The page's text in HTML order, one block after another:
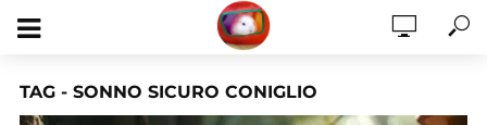
TAG - SONNO SICURO CONIGLIO